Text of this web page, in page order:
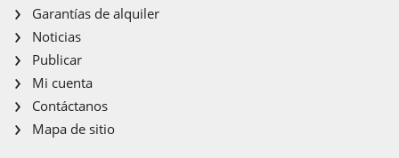
Garantías de alquiler
Noticias
Publicar
Mi cuenta
Contáctanos
Mapa de sitio